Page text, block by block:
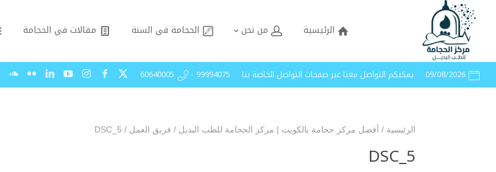
الرئيسية من نحن الحجامة في السنة مقالات في الحجامة
09/08/2026 يمكنكم التواصل معنا عبر صفحات التواصل الخاصة بنا 99994075 - 60640005
الرئيسية / أفضل مركز حجامة بالكويت | مركز الحجامة للطب البديل / فريق العمل /
DSC_5
DSC_5